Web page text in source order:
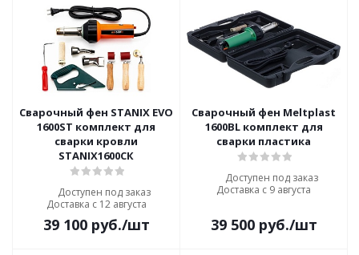
Сварочный фен STANIX EVO
1600ST комплект для
сварки кровли
STANIX1600СК
Доступен под заказ
Доставка с 12 августа
39 100руб./шт
Сварочный фен Meltplast
1600BL комплект для
сварки пластика
Доступен под заказ
Доставка с 9 августа
39 500руб./шт